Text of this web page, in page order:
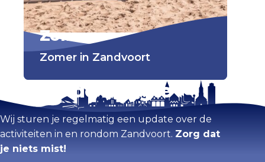
Zomer
Zomer in Zandvoort
Blijf op de hoogte
Wij sturen je regelmatig een update over de
activiteiten in en rondom Zandvoort. Zorg dat
je niets mist!